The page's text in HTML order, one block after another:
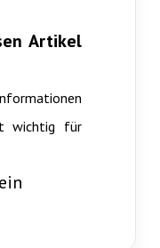
Artikel
wichtig für